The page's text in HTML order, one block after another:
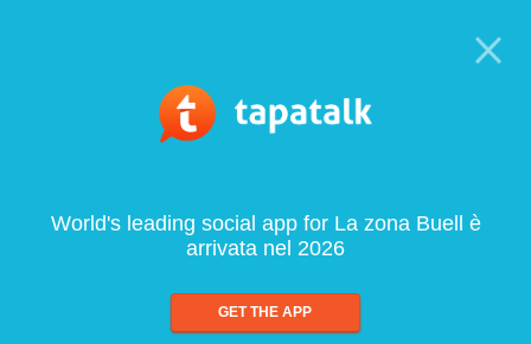
World's leading social app for La zona Buell è
arrivata nel 2026
GET THE APP